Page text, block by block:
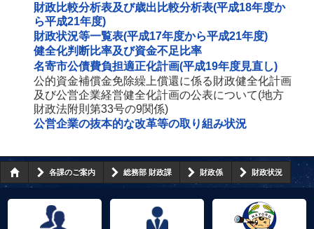
財政比較分析表及び歳出比較分析表(平成18年度か
ら平成21年度)
財政状況等一覧表(平成17年度から平成21年度)
健全化判断比率及び資金不足比率
名寄市公債費負担適正化計画(平成19年度見直し)
公的資金補償金免除繰上償還に係る財政健全化計画
及び公営企業経営健全化計画の公表について(地方
財政法附則第33号の9関係)
公営企業の抜本的な改革等の取り組み状況
各課のご案内 総務部 財政課 財政係 財政状況